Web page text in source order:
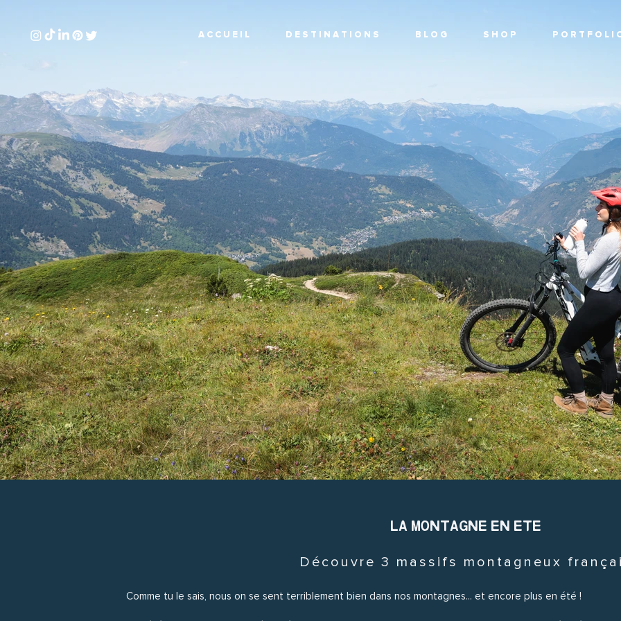
A C C U E I L D E S T I N A T I O N S B L O G S H O P P O R T F O L I
LA MONTAGNE EN ETE
Découvre 3 massifs montagneux
Comme tu le sais, nous on se sent terriblement bien dans nos montagnes... et encore plus en été !